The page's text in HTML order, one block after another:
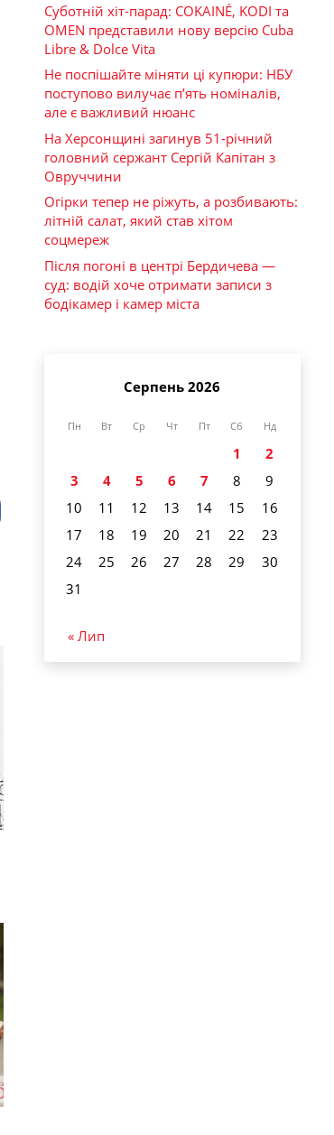
Суботній хіт-парад: COKAINÉ, KODI та
OMEN представили нову версію Cuba
Libre & Dolce Vita
Не поспішайте міняти ці купюри: НБУ
поступово вилучає п’ять номіналів,
але є важливий нюанс
На Херсонщині загинув 51-річний
головний сержант Сергій Капітан з
Овруччини
Огірки тепер не ріжуть, а розбивають:
літній салат, який став хітом
соцмереж
Після погоні в центрі Бердичева —
суд: водій хоче отримати записи з
бодікамер і камер міста
Серпень 2026
Пн Вт Ср Чт Пт Сб Нд
1
2
3
4 5 6 7 8
9
10
11 12 13 14 15
16
17
18 19 20 21 22
23
24
25 26 27 28 29
30
31
« Лип